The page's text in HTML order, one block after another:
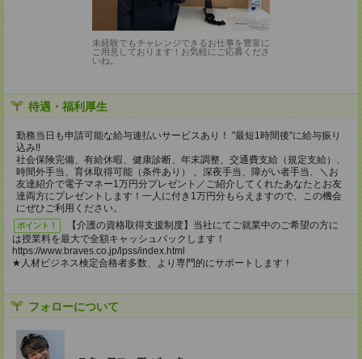
未経験でもチャレンジできるお仕事を豊富に
ご用意しております！お気軽にご応募くださ
いね。
待遇・福利厚生
勤務当日も申請可能な給与速払いサービスあり！ "最短1時間後"に給与振り
込み!!
社会保険完備、有給休暇、健康診断、年末調整、交通費支給（規定支給）、
時間外手当、育休取得可能（条件あり） 、深夜手当、障がい者手当、＼お
友達紹介で電子マネー1万円分プレゼント／ご紹介してくれたあなたとお友
達両方にプレゼントします！一人に付き1万円分もらえますので、この機会
にぜひご利用ください。
ポイント！
【介護の資格取得支援制度】当社にてご就業中のご希望の方に
は授業料を最大で全額キャッシュバックします！
https://www.braves.co.jp/lpss/index.html
★人材ビジネス検定合格者多数、より専門的にサポートします！
フォローについて